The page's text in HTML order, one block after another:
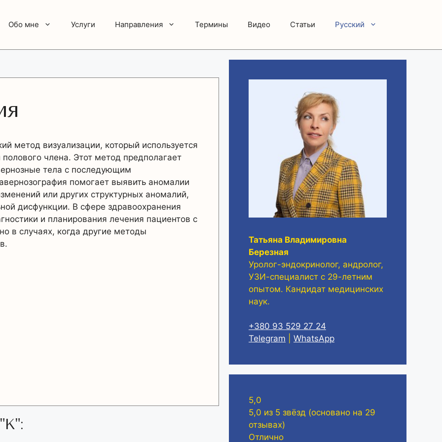
Обо мне Услуги Направления Термины Видео Статьи Русский
метод визуализации, который используется
члена. Этот метод предполагает
тела с последующим
помогает выявить аномалии
или других структурных аномалий,
дисфункции. В сфере здравоохранения
и планирования лечения пациентов с
в случаях, когда другие методы
Татьяна Владимировна
Березная
Уролог-эндокринолог, андролог,
УЗИ-специалист с 29-летним
опытом. Кандидат медицинских
наук.
+380 93 529 27 24
Telegram
WhatsApp
5,0
5,0 из 5 звёзд (основано на 29
отзывах)
Отлично